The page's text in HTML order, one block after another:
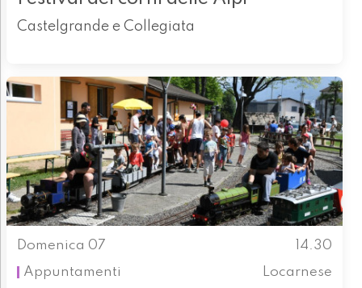
Castelgrande e Collegiata
Domenica 07
14.30
Appuntamenti
Locarnese